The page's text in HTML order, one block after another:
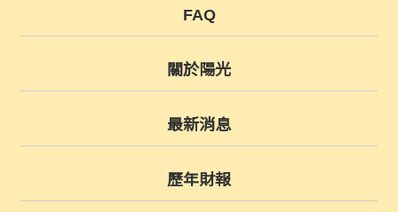
FAQ
關於陽光
最新消息
歷年財報